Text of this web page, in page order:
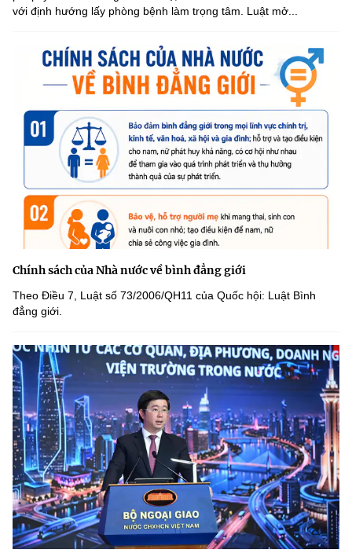
với định hướng lấy phòng bệnh làm trọng tâm. Luật mở...
Chính sách của Nhà nước về bình đẳng giới
Theo Điều 7, Luật số 73/2006/QH11 của Quốc hội: Luật Bình
đẳng giới.